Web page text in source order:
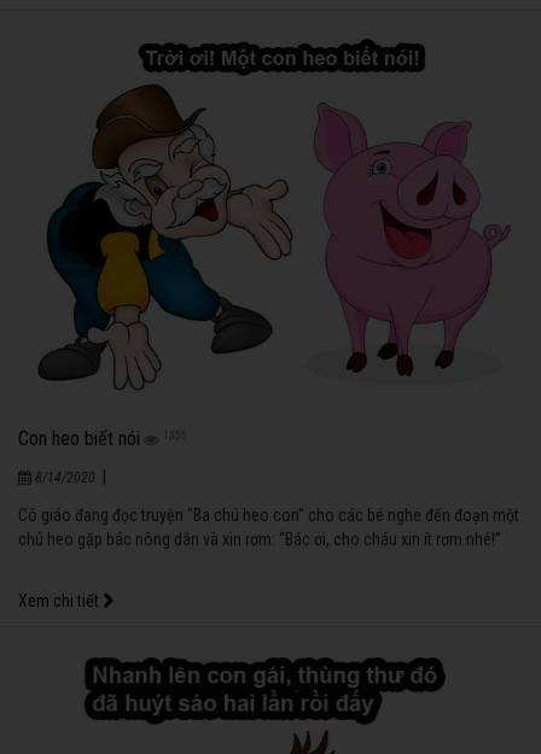
Con heo biết nói 1355
8/14/2020
Cô giáo đang đọc truyện "Ba chú heo con" cho các bé nghe đến đoạn một
chú heo gặp bác nông dân và xin rơm: “Bác ơi, cho cháu xin ít rơm nhé!”
Xem chi tiết